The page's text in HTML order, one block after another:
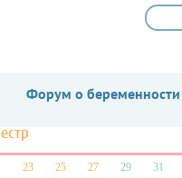
Форум о беременности
23 25 27 29 31